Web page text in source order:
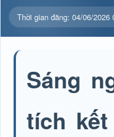
Thời gian đăng: 04/06/2026
Sáng
tích